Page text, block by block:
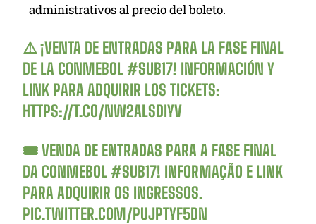
administrativos al precio del boleto.
⚠️ ¡VENTA DE ENTRADAS PARA LA FASE FINAL
DE LA CONMEBOL#SUB17! INFORMACIÓN Y
LINK PARA ADQUIRIR LOS TICKETS:
HTTPS://T.CO/NW2ALSDIYV
🎟️ VENDA DE ENTRADAS PARA A FASE FINAL
DA CONMEBOL#SUB17! INFORMAÇÃO E LINK
PARA ADQUIRIR OS INGRESSOS.
PIC.TWITTER.COM/PUJPTYF5DN